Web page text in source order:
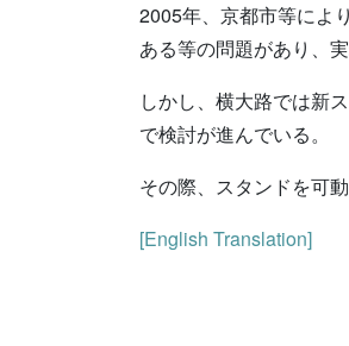
2005年、京都市等によ
ある等の問題があり、
しかし、横大路では新
で検討が進んでいる。
その際、スタンドを可
[English Translation]